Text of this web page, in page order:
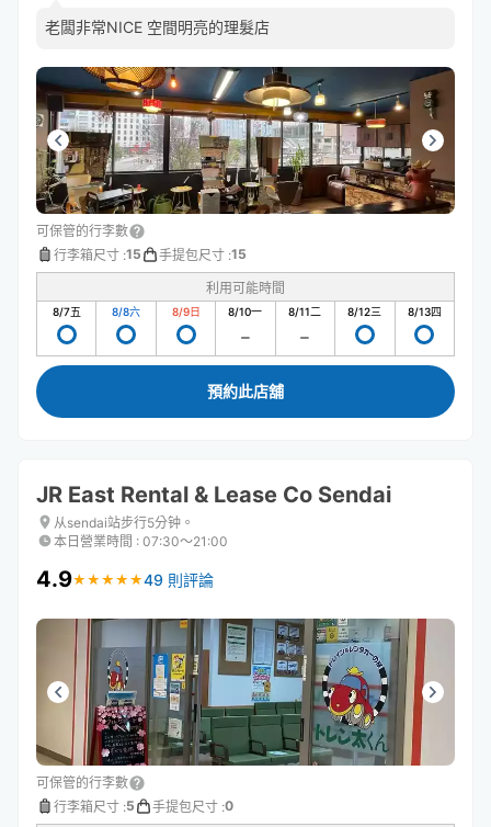
老闆非常NICE 空間明亮的理髮店
可保管的行李數
行李箱尺寸 :15 手提包尺寸 :15
利用可能時間
8/7五 8/8六 8/9日 8/10一 8/11二 8/12三 8/13四
預約此店舖
JR East Rental & Lease Co Sendai
从sendai站步行5分钟。
本日營業時間 : 07:30〜21:00
4.9★ ★ ★ ★ ★
★ ★ ★ ★ ★49 則評論
可保管的行李數
行李箱尺寸 :5 手提包尺寸 :0